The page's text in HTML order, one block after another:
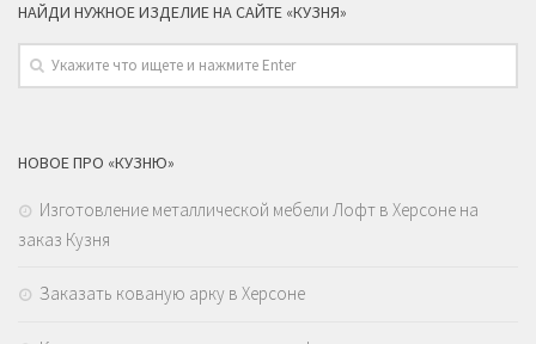
НАЙДИ НУЖНОЕ ИЗДЕЛИЕ НА САЙТЕ «КУЗНЯ»
НОВОЕ ПРО «КУЗНЮ»
Изготовление металлической мебели Лофт в Херсоне на
заказ Кузня
Заказать кованую арку в Херсоне